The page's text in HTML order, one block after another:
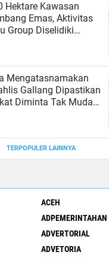
Hektare Kawasan
Emas, Aktivitas
Group Diselidiki
Mengatasnamakan
Gallang Dipastikan
Diminta Tak Mudah
TERPOPULER LAINNYA
ACEH
ADPEMERINTAHAN
ADVERTORIAL
ADVETORIA